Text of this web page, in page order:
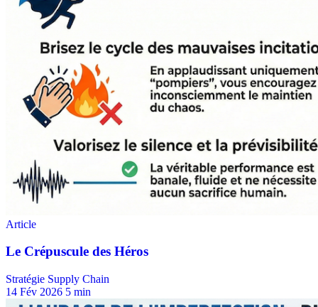
Stratégie Supply Chain
14 Fév 2026 5 min